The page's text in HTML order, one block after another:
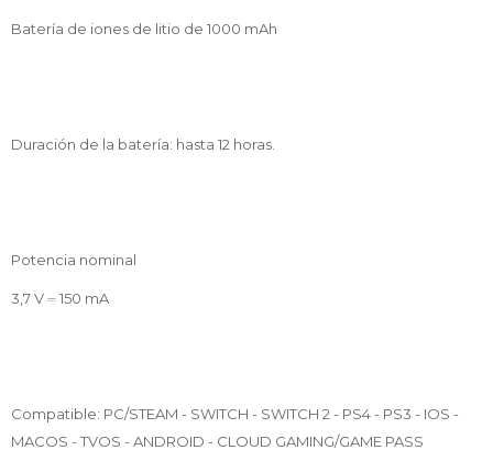
Batería de iones de litio de 1000 mAh
Duración de la batería: hasta 12 horas.
Potencia nominal
3,7 V ⎓ 150 mA
Compatible: PC/STEAM - SWITCH - SWITCH 2 - PS4 - PS3 - IOS -
MACOS - TVOS - ANDROID - CLOUD GAMING/GAME PASS